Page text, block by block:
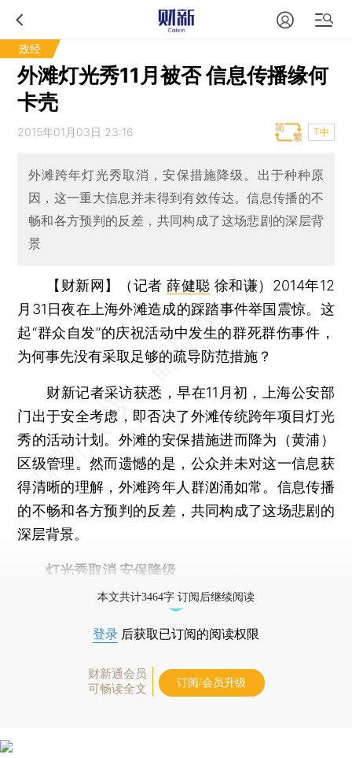
政经
外滩灯光秀11月被否 信息传播缘何
卡壳
2015年01月03日 23:16 T中
外滩跨年灯光秀取消，安保措施降级。出于种种原
因，这一重大信息并未得到有效传达。信息传播的不
畅和各方预判的反差，共同构成了这场悲剧的深层背
景
【财新网】（记者薛健聪 徐和谦） 2014年12
月31日夜在上海外滩造成的踩踏事件举国震惊。这
起“群众自发”的庆祝活动中发生的群死群伤事件，
为何事先没有采取足够的疏导防范措施？
财新记者采访获悉，早在11月初，上海公安部
门出于安全考虑，即否决了外滩传统跨年项目灯光
秀的活动计划。外滩的安保措施进而降为（黄浦）
区级管理。然而遗憾的是，公众并未对这一信息获
得清晰的理解，外滩跨年人群汹涌如常。信息传播
的不畅和各方预判的反差，共同构成了这场悲剧的
深层背景。
灯光秀取消 安保降级
本文共计3464字 订阅后继续阅读
登录 后获取已订阅的阅读权限
财新通会员
可畅读全文
订阅/会员升级